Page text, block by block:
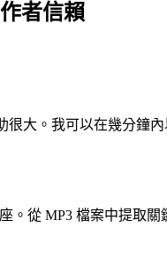
者信賴
很大。我可以在幾分鐘
。從 MP3 檔案中提取